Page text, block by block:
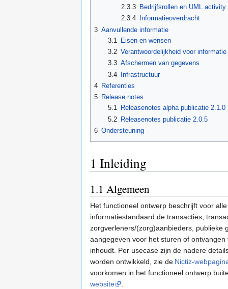
2.3.3 Bedrijfsrollen en UML activity
2.3.4
Informatieoverdracht
3 Aanvullende informatie
3.1
Eisen en wensen
3.2 Verantwoordelijkheid voor informatie
3.3 Afschermen van gegevens
3.4 Infrastructuur
4 Referenties
5 Release notes
5.1
Releasenotes alpha publicatie 2.1.0
5.2 Releasenotes publicatie 2.0.5
6 Ondersteuning
1 Inleiding
1.1 Algemeen
Het functioneel ontwerp beschrijft voor
informatiestandaard de transacties,
zorgverleners/(zorg)aanbieders, publieke
aangegeven voor het sturen of
inhoudt. Per usecase zijn de nadere
worden ontwikkeld, zie de Nictiz-
voorkomen in het functioneel ontwerp
website
.